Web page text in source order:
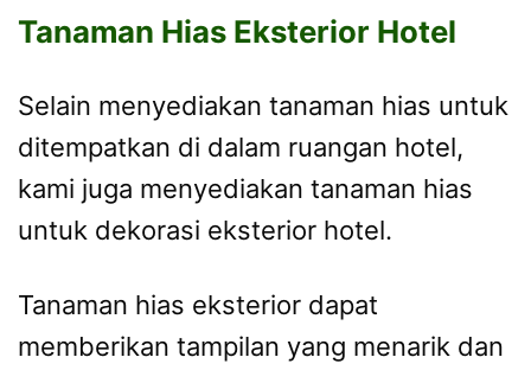
Tanaman Hias Eksterior Hotel
Selain menyediakan tanaman hias untuk
ditempatkan di dalam ruangan hotel,
kami juga menyediakan tanaman hias
untuk dekorasi eksterior hotel.
Tanaman hias eksterior dapat
memberikan tampilan yang menarik dan